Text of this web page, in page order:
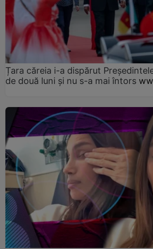
Țara căreia i-a dispărut
de două luni și nu s-a mai întors